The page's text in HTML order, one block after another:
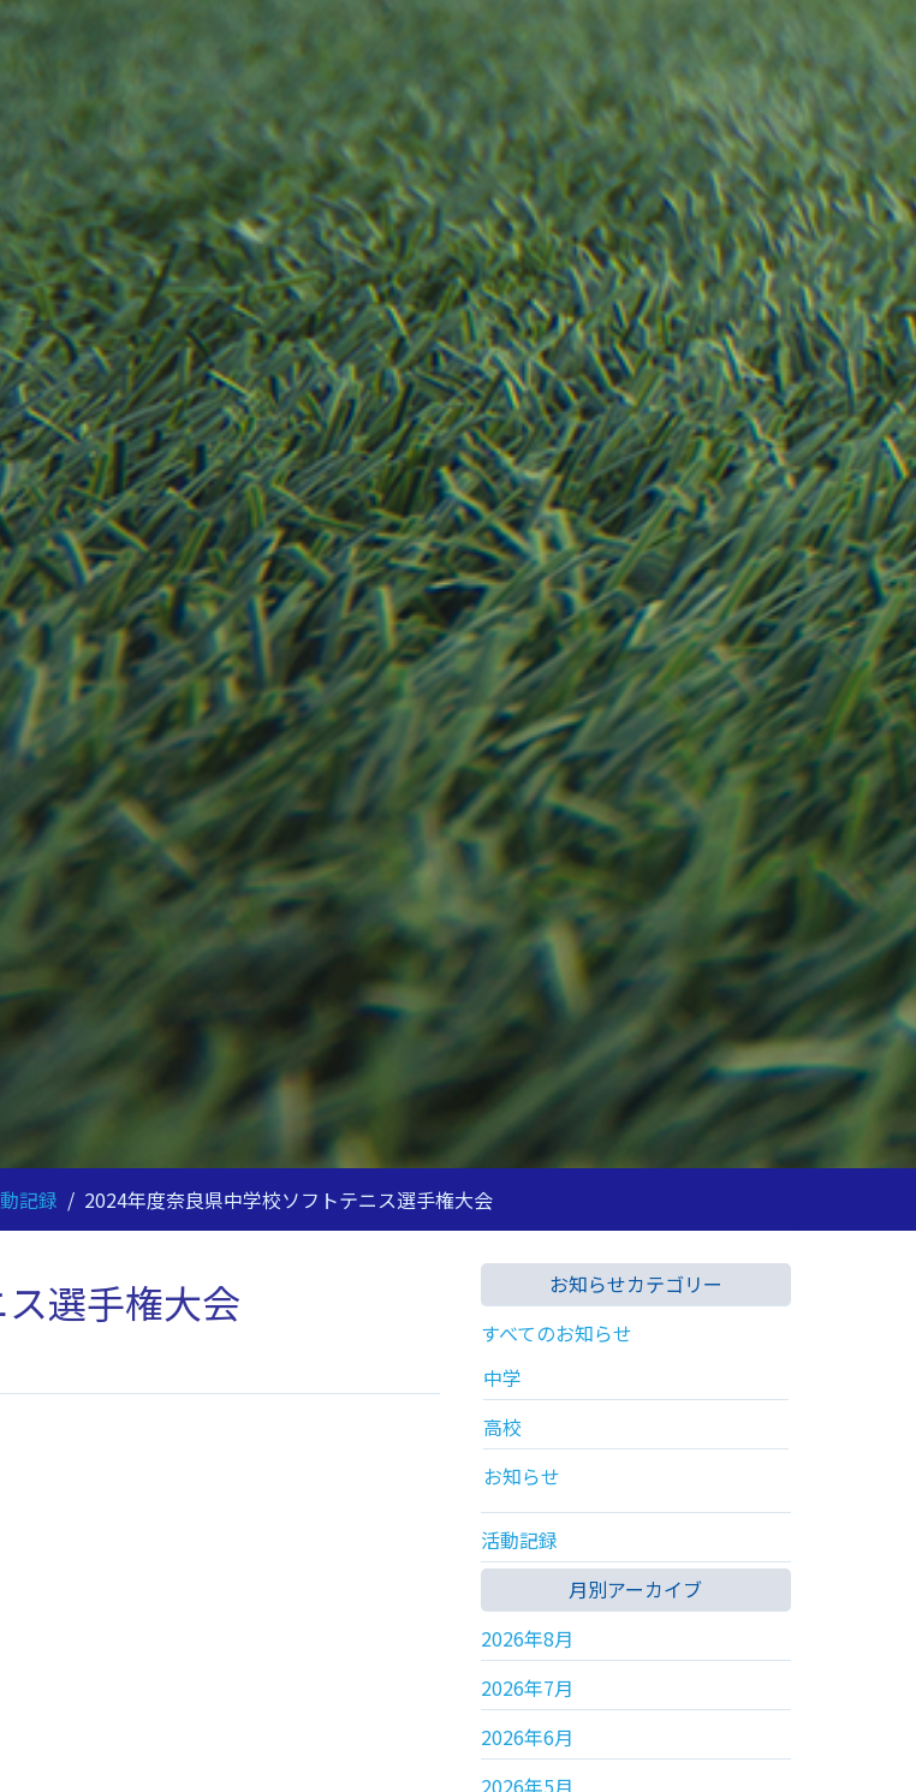
記録 / 2024年度奈良県中学校ソフトテニス選手権大会
選手権大会
お知らせカテゴリー
すべてのお知らせ
中学
高校
お知らせ
活動記録
月別アーカイブ
2026年8月
2026年7月
2026年6月
2026年5月